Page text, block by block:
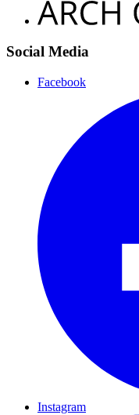
Social Media
Facebook
Instagram